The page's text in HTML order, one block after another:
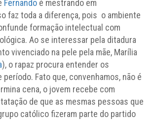
Fernando é mestrando em
faz toda a diferença, pois o ambiente
formação intelectual com
Ao se interessar pela ditadura
vivenciado na pele pela mãe, Marília
), o rapaz procura entender os
Fato que, convenhamos, não é
cena, o jovem recebe com
de que as mesmas pessoas que
católico fizeram parte do partido